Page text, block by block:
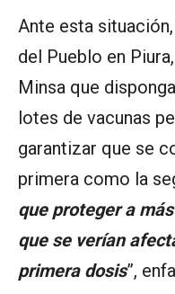
Ante esta
del Pueblo en
Minsa que
lotes de vacunas
garantizar que se
primera como la
que proteger a
que se verían
primera dosis”,